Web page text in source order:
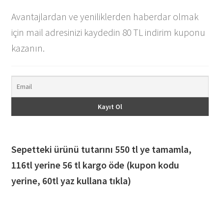
Avantajlardan ve yeniliklerden haberdar olmak
için mail adresinizi kaydedin 80 TL indirim kuponu
kazanın.
Sepetteki ürünü tutarını 550 tl ye tamamla,
116tl yerine 56 tl kargo öde (kupon kodu
yerine, 60tl yaz kullana tıkla)